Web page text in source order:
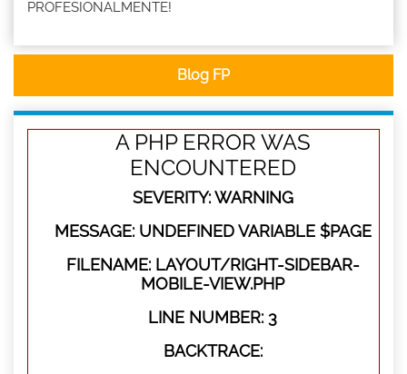
PROFESIONALMENTE!
Blog FP
A PHP ERROR WAS
ENCOUNTERED
SEVERITY: WARNING
MESSAGE: UNDEFINED VARIABLE $PAGE
FILENAME: LAYOUT/RIGHT-SIDEBAR-
MOBILE-VIEW.PHP
LINE NUMBER: 3
BACKTRACE: